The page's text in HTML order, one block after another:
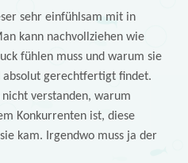
sehr einfühlsam mit in
kann nachvollziehen wie
fühlen muss und warum sie
absolut gerechtfertigt findet.
verstanden, warum
Konkurrenten ist, diese
kam. Irgendwo muss ja der